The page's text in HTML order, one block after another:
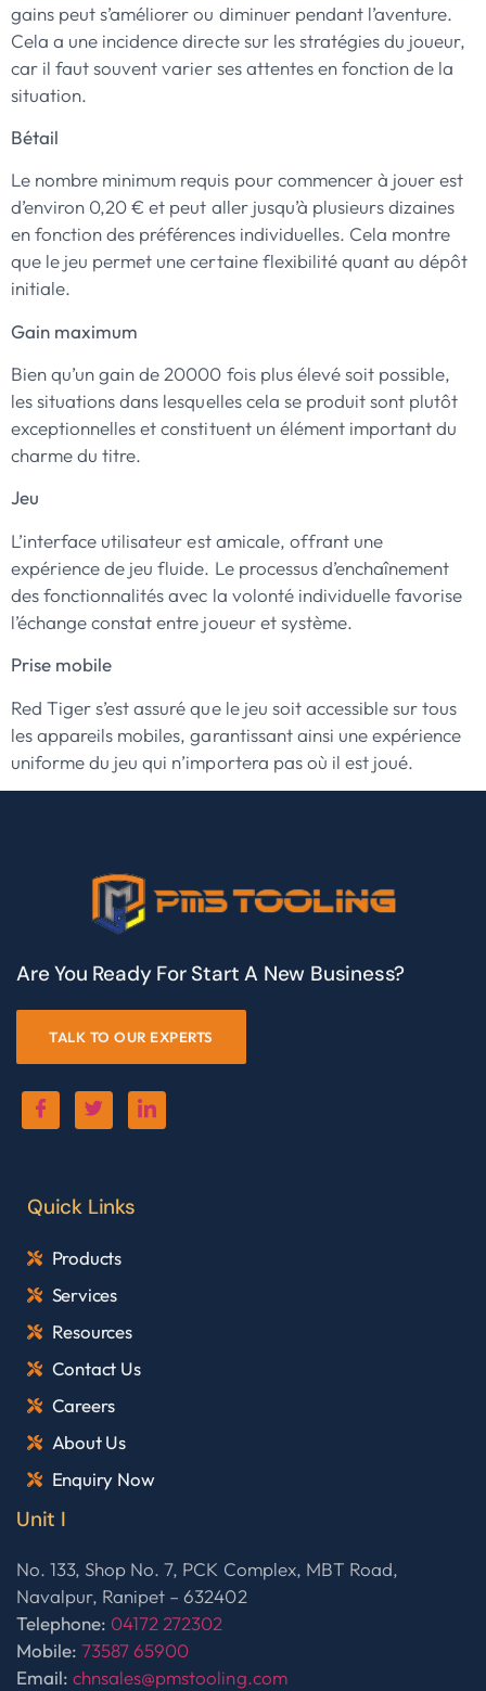
gains peut s’améliorer ou diminuer pendant l’aventure.
Cela a une incidence directe sur les stratégies du joueur,
car il faut souvent varier ses attentes en fonction de la
situation.
Bétail
Le nombre minimum requis pour commencer à jouer est
d’environ 0,20 € et peut aller jusqu’à plusieurs dizaines
en fonction des préférences individuelles. Cela montre
que le jeu permet une certaine flexibilité quant au dépôt
initiale.
Gain maximum
Bien qu’un gain de 20000 fois plus élevé soit possible,
les situations dans lesquelles cela se produit sont plutôt
exceptionnelles et constituent un élément important du
charme du titre.
Jeu
L’interface utilisateur est amicale, offrant une
expérience de jeu fluide. Le processus d’enchaînement
des fonctionnalités avec la volonté individuelle favorise
l’échange constat entre joueur et système.
Prise mobile
Red Tiger s’est assuré que le jeu soit accessible sur tous
les appareils mobiles, garantissant ainsi une expérience
uniforme du jeu qui n’importera pas où il est joué.
Are You Ready For Start A New Business?
TALK TO OUR EXPERTS
Quick Links
Products
Services
Resources
Contact Us
Careers
About Us
Enquiry Now
Unit I
No. 133, Shop No. 7, PCK Complex, MBT Road,
Navalpur, Ranipet – 632402
Telephone: 04172 272302
Mobile: 73587 65900
Email:chnsales@pmstooling.com